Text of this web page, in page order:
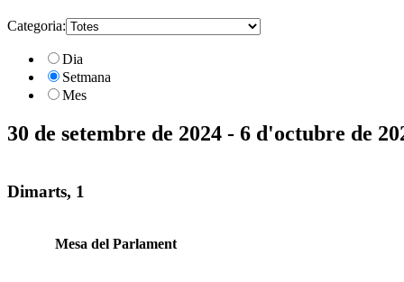
Categoria:
Dia
Setmana
Mes
30 de setembre de 2024 - 6 d'octubre de
Dimarts, 1
Mesa del Parlament